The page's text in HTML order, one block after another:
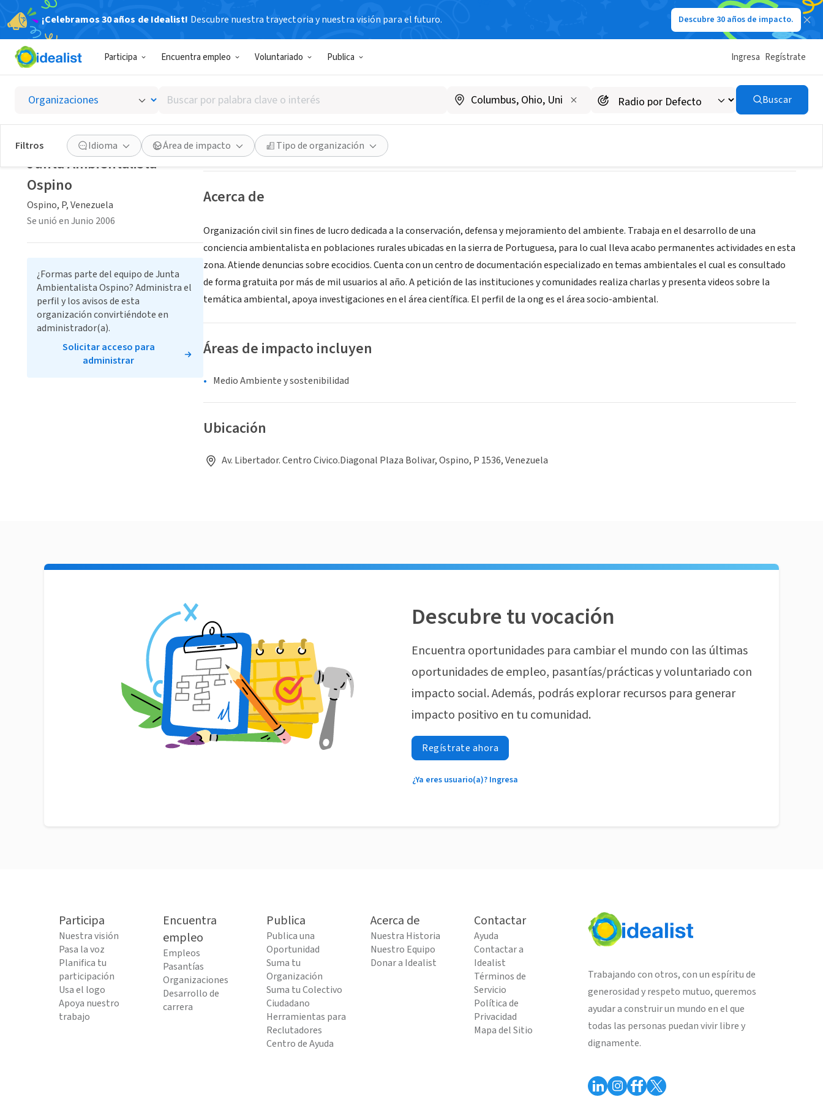
¡Celebramos 30 años de Idealist! Descubre nuestra trayectoria y nuestra visión para el futuro. Descubre 30 años de impacto.
Participa Encuentra empleo Voluntariado Publica Ingresa Regístrate
Buscar
por
palabra
clave
o
interés
Buscar
Filtros Idioma Área de impacto Tipo de organización
Junta Ambientalista Ospino
Ospino, P, Venezuela
Guardar Compartir
Acerca de
Organización civil sin fines de lucro dedicada a la conservación, defensa y mejoramiento del ambiente. Trabaja en el desarrollo de una
conciencia ambientalista en poblaciones rurales ubicadas en la sierra de Portuguesa, para lo cual lleva acabo permanentes actividades en esta
zona. Atiende denuncias sobre ecocidios. Cuenta con un centro de documentación especializado en temas ambientales el cual es consultado
de forma gratuita por más de mil usuarios al año. A petición de las instituciones y comunidades realiza charlas y presenta videos sobre la
temática ambiental, apoya investigaciones en el área científica. El perfil de la ong es el área socio-ambiental.
Áreas de impacto incluyen
Medio Ambiente y sostenibilidad
Ubicación
Av. Libertador. Centro Civico.Diagonal Plaza Bolivar, Ospino, P 1536, Venezuela
Junta Ambientalista
Ospino
Ospino, P, Venezuela
Se unió en Junio 2006
¿Formas parte del equipo de Junta
Ambientalista Ospino? Administra el
perfil y los avisos de esta
organización convirtiéndote en
administrador(a).
Solicitar acceso para
administrar
Descubre tu vocación
Encuentra oportunidades para cambiar el mundo con las últimas
oportunidades de empleo, pasantías/prácticas y voluntariado con
impacto social. Además, podrás explorar recursos para generar
impacto positivo en tu comunidad.
Regístrate ahora
¿Ya eres usuario(a)? Ingresa
Participa
Nuestra visión
Pasa la voz
Planifica tu
participación
Usa el logo
Apoya nuestro
trabajo
Encuentra
empleo
Empleos
Pasantías
Organizaciones
Desarrollo de
carrera
Publica
Publica una
Oportunidad
Suma tu
Organización
Suma tu Colectivo
Ciudadano
Herramientas para
Reclutadores
Centro de Ayuda
Acerca de
Nuestra Historia
Nuestro Equipo
Donar a Idealist
Contactar
Ayuda
Contactar a
Idealist
Términos de
Servicio
Política de
Privacidad
Mapa del Sitio
Trabajando con otros, con un espíritu de
generosidad y respeto mutuo, queremos
ayudar a construir un mundo en el que
todas las personas puedan vivir libre y
dignamente.